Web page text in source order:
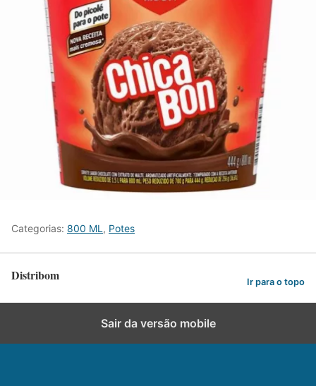
Categorias: 800 ML , Potes
Distribom Ir para o topo
Sair da versão mobile